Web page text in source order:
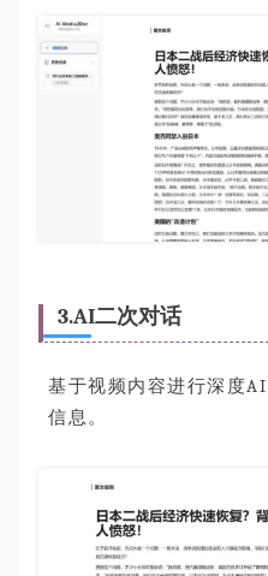
3.AI二次对话
基于视频内容进行深度
信息。